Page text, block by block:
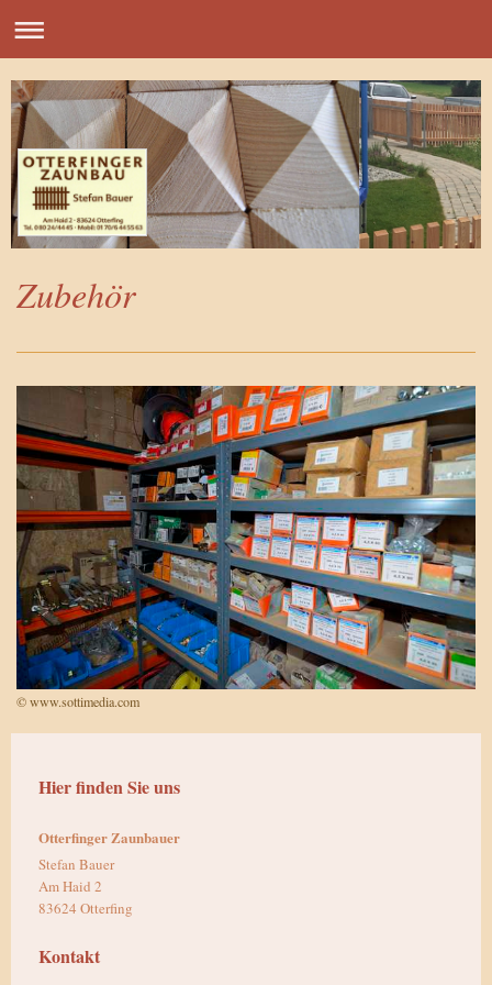
Zubehör
© www.sottimedia.com
Hier finden Sie uns
Otterfinger Zaunbauer
Stefan Bauer
Am Haid 2
83624 Otterfing
Kontakt